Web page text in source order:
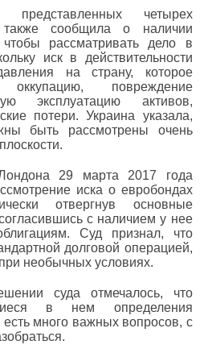
четырех
также сообщила о наличии
рассматривать дело в
иск в действительности
на страну, которое
повреждение
эксплуатацию активов,
потери. Украина указала,
быть рассмотрены очень
29 марта 2017 года
иска о евробондах
отвергнув основные
с наличием у нее
Суд признал, что
долговой операцией,
необычных условиях.
суда отмечалось, что
в нем определения
много важных вопросов, с